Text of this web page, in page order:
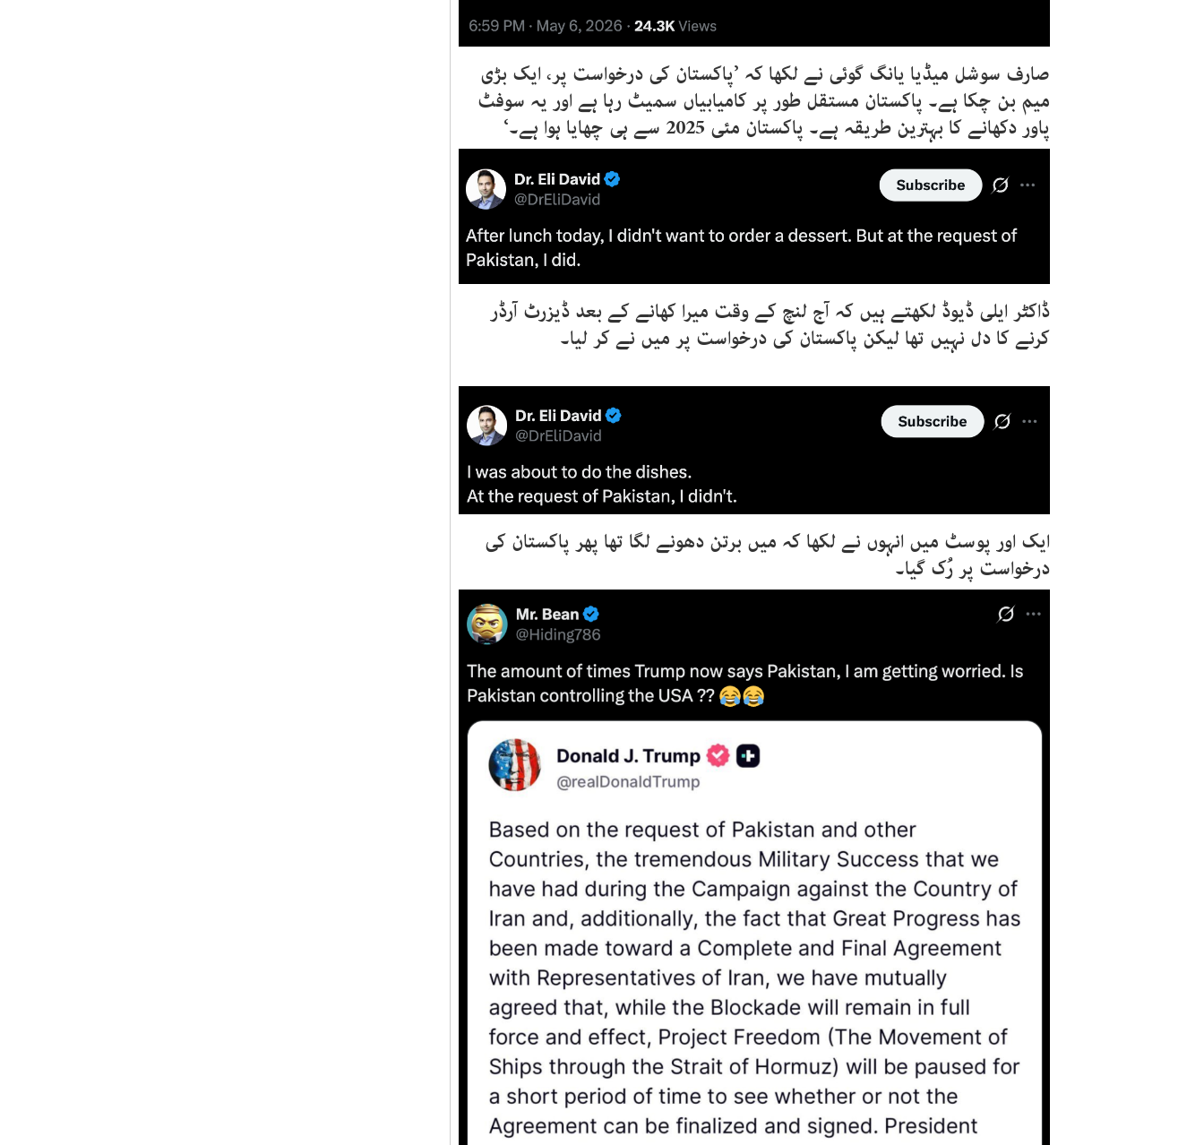
صارف سوشل میڈیا یانگ گوئی نے لکھا کہ ’پاکستان کی درخواست پر، ایک بڑی
میم بن چکا ہے۔ پاکستان مستقل طور پر کامیابیاں سمیٹ رہا ہے اور یہ سوفٹ
پاور دکھانے کا بہترین طریقہ ہے۔ پاکستان مئی 2025 سے ہی چھایا ہوا ہے۔‘
ڈاکٹر ایلی ڈیوڈ لکھتے ہیں کہ آج لنچ کے وقت میرا کھانے کے بعد ڈیزرٹ آرڈر
کرنے کا دل نہیں تھا لیکن پاکستان کی درخواست پر میں نے کر لیا۔
ایک اور پوسٹ میں انہوں نے لکھا کہ میں برتن دھونے لگا تھا پھر پاکستان کی
درخواست پر رُک گیا۔